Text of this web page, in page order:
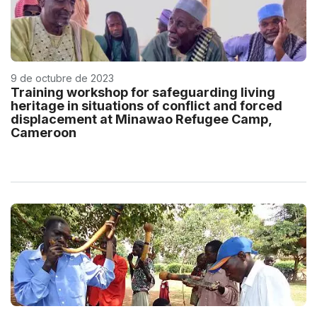
9 de octubre de 2023
Training workshop for safeguarding living
heritage in situations of conflict and forced
displacement at Minawao Refugee Camp,
Cameroon